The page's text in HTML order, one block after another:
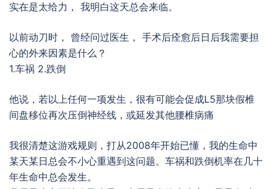
实在是太给力， 我明白这天总会来临。
以前动刀时， 曾经问过医生， 手术后痊愈后日后我需要担
心的外来因素是什么？
1.车祸 2.跌倒
他说，若以上任何一项发生，很有可能会促成L5那块假椎
间盘移位再次压倒神经线，或延发其他腰椎病痛
我很清楚这游戏规则，打从2008年开始已懂，我的生命中
某天某日总会不小心重遇到这问题。车祸和跌倒机率在几十
年生命中总会发生。